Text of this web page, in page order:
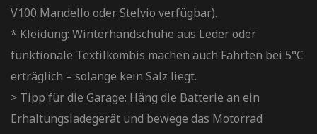
V100 Mandello oder Stelvio verfügbar).
* Kleidung: Winterhandschuhe aus Leder oder
funktionale Textilkombis machen auch Fahrten bei 5°C
erträglich – solange kein Salz liegt.
> Tipp für die Garage: Häng die Batterie an ein
Erhaltungsladegerät und bewege das Motorrad